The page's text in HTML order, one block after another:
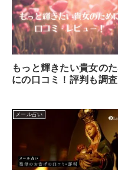
もっと輝きたい貴女の
にの口コミ！評判も調査
メール占い